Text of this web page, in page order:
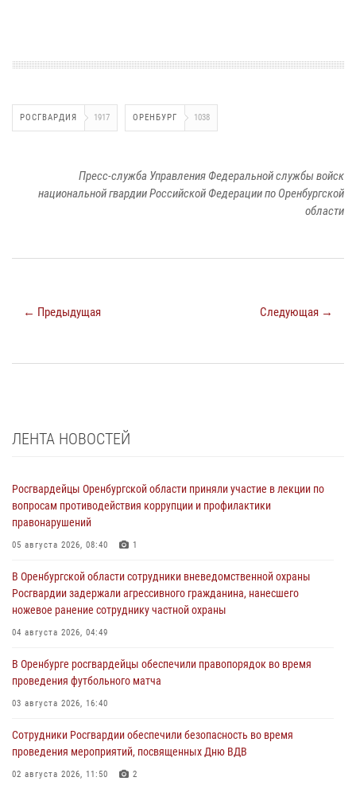
РОСГВАРДИЯ 1917 ОРЕНБУРГ 1038
Пресс-служба Управления Федеральной службы войск
национальной гвардии Российской Федерации по Оренбургской
области
← Предыдущая Следующая →
ЛЕНТА НОВОСТЕЙ
Росгвардейцы Оренбургской области приняли участие в лекции по
вопросам противодействия коррупции и профилактики
правонарушений
05 августа 2026, 08:40 1
В Оренбургской области сотрудники вневедомственной охраны
Росгвардии задержали агрессивного гражданина, нанесшего
ножевое ранение сотруднику частной охраны
04 августа 2026, 04:49
В Оренбурге росгвардейцы обеспечили правопорядок во время
проведения футбольного матча
03 августа 2026, 16:40
Сотрудники Росгвардии обеспечили безопасность во время
проведения мероприятий, посвященных Дню ВДВ
02 августа 2026, 11:50 2